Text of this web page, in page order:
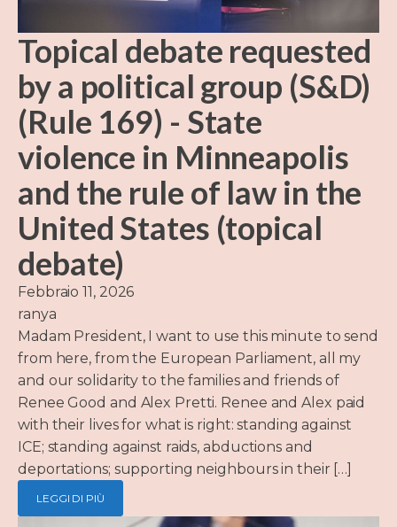
Topical debate requested
by a political group (S&D)
(Rule 169) - State
violence in Minneapolis
and the rule of law in the
United States (topical
debate)
Febbraio 11, 2026
ranya
Madam President, I want to use this minute to send
from here, from the European Parliament, all my
and our solidarity to the families and friends of
Renee Good and Alex Pretti. Renee and Alex paid
with their lives for what is right: standing against
ICE; standing against raids, abductions and
deportations; supporting neighbours in their […]
LEGGI DI PIÙ